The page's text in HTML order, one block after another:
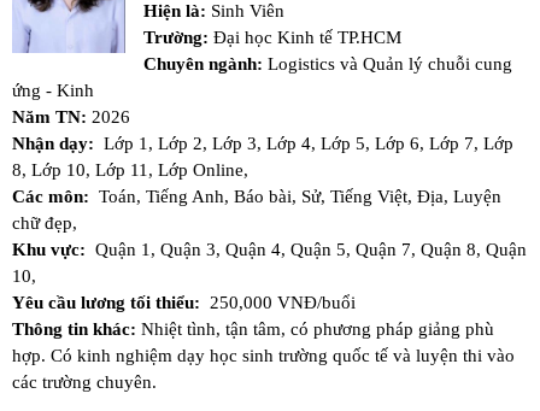
Hiện là: Sinh Viên
Trường: Đại học Kinh tế TP.HCM
Chuyên ngành: Logistics và Quản lý chuỗi cung
ứng - Kinh
Năm TN: 2026
Nhận dạy: Lớp 1, Lớp 2, Lớp 3, Lớp 4, Lớp 5, Lớp 6, Lớp 7, Lớp
8, Lớp 10, Lớp 11, Lớp Online,
Các môn: Toán, Tiếng Anh, Báo bài, Sử, Tiếng Việt, Địa, Luyện
chữ đẹp,
Khu vực: Quận 1, Quận 3, Quận 4, Quận 5, Quận 7, Quận 8, Quận
10,
Yêu cầu lương tối thiểu:
250,000 VNĐ/buổi
Thông tin khác: Nhiệt tình, tận tâm, có phương pháp giảng phù
hợp. Có kinh nghiệm dạy học sinh trường quốc tế và luyện thi vào
các trường chuyên.